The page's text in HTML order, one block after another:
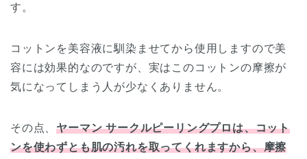
す。
コットンを美容液に馴染ませてから使用しますので美
容には効果的なのですが、実はこのコットンの摩擦が
気になってしまう人が少なくありません。
その点、ヤーマン サークルピーリングプロは、コット
ンを使わずとも肌の汚れを取ってくれますから、摩擦